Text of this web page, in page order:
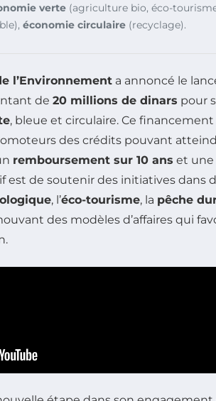
verte (agriculture bio, éco-
économie circulaire (recyclage).
l’Environnement a annoncé le
de 20 millions de dinars pour
, bleue et circulaire. Ce financement
des crédits pouvant
remboursement sur 10 ans et une
est de soutenir des initiatives dans
, l’éco-tourisme, la pêche
des modèles d’affaires qui